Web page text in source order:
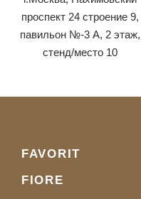
проспект 24 строение 9,
павильон №-3 А, 2 этаж,
стенд/место 10
FAVORIT
FIORE